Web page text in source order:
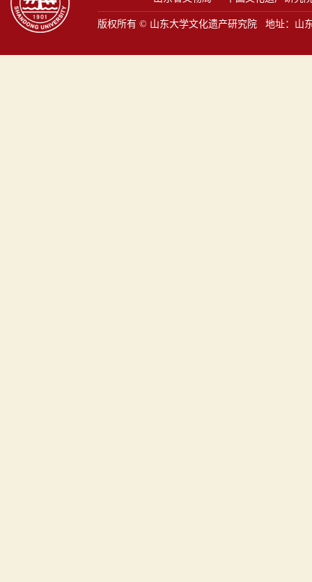
版权所有 © 山东大学文化遗产研究院 地址：山